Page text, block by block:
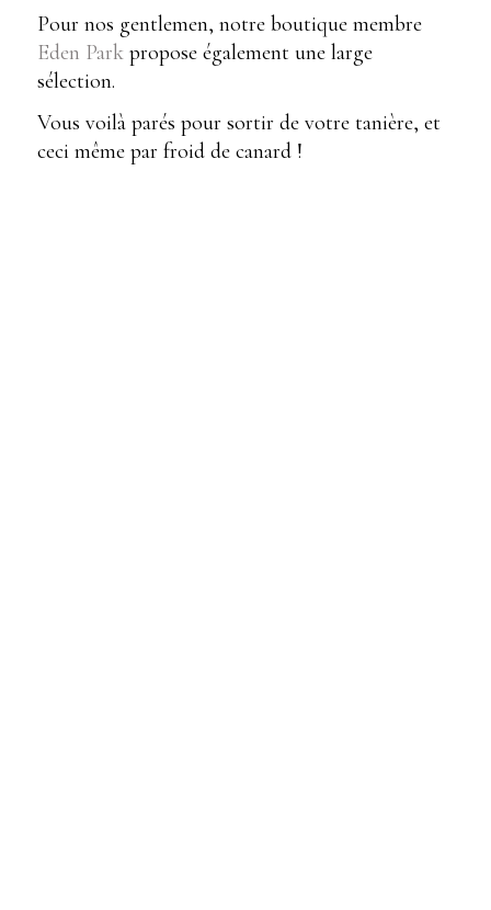
Pour nos gentlemen, notre boutique membre
Eden Park propose également une large
sélection.
Vous voilà parés pour sortir de votre tanière, et
ceci même par froid de canard !